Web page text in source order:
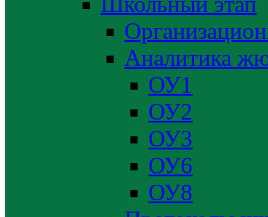
Аналитика
ОУ1
ОУ2
ОУ3
ОУ6
ОУ8